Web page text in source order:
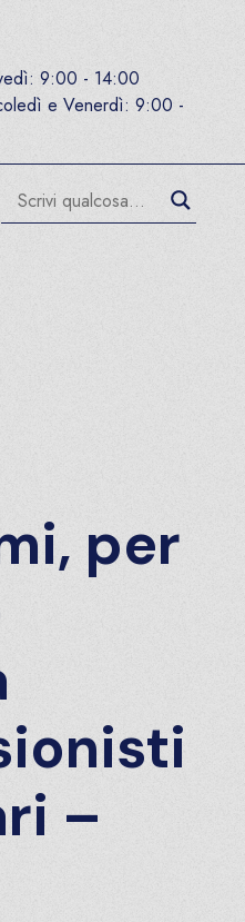
9:00 - 14:00
e Venerdì: 9:00 -
per
–